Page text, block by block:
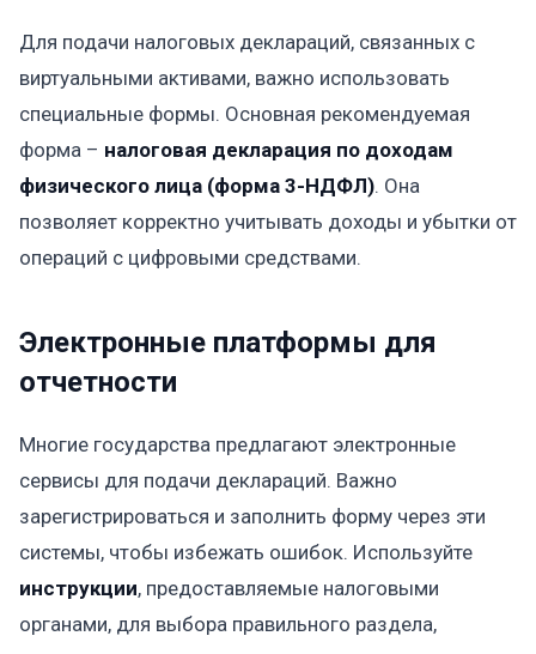
Для подачи налоговых деклараций, связанных с
виртуальными активами, важно использовать
специальные формы. Основная рекомендуемая
форма – налоговая декларация по доходам
физического лица (форма 3-НДФЛ). Она
позволяет корректно учитывать доходы и убытки от
операций с цифровыми средствами.
Электронные платформы для
отчетности
Многие государства предлагают электронные
сервисы для подачи деклараций. Важно
зарегистрироваться и заполнить форму через эти
системы, чтобы избежать ошибок. Используйте
инструкции, предоставляемые налоговыми
органами, для выбора правильного раздела,